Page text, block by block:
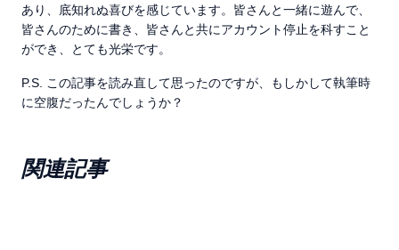
あり、底知れぬ喜びを感じています。皆さんと一緒に遊んで、
皆さんのために書き、皆さんと共にアカウント停止を科すこと
ができ、とても光栄です。
P.S. この記事を読み直して思ったのですが、もしかして執筆時
に空腹だったんでしょうか？
関連記事